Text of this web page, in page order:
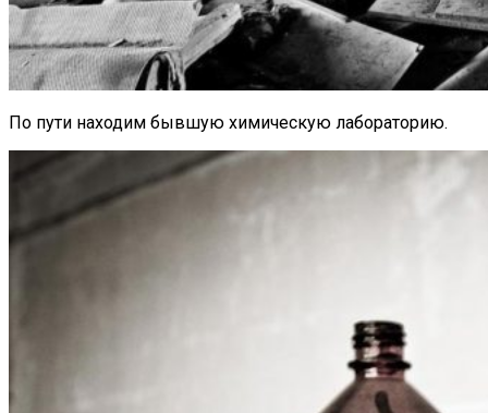
По пути находим бывшую химическую лабораторию.